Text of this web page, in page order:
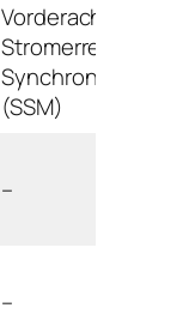
Vorderachse /
Stromerregte
(SSM)
–
–